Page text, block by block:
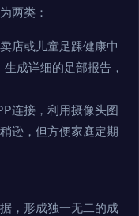
两类：
店或儿童足踝健康中
成详细的足部报告，
连接，利用摄像头图
逊，但方便家庭定期
，形成独一无二的成